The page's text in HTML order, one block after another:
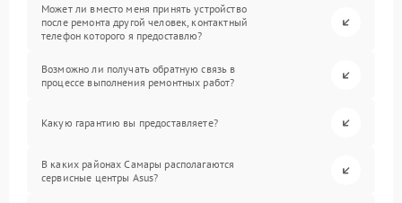
Может ли вместо меня принять устройство
после ремонта другой человек, контактный
телефон которого я предоставлю?
Возможно ли получать обратную связь в
процессе выполнения ремонтных работ?
Какую гарантию вы предоставляете?
В каких районах Самары располагаются
сервисные центры Asus?